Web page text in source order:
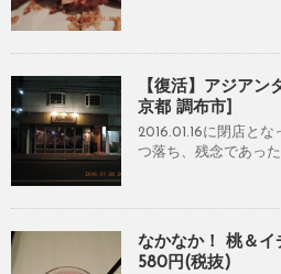
【復活】アジア
京都 調布市]
2016.01.16に閉店と
つ落ち、残念であっ
なかなか！ 桃＆イ
580円(税抜)